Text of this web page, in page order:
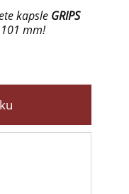
kapsle GRIPS
mm!